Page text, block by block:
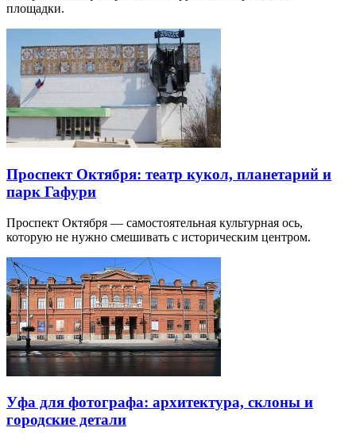
площадки.
Проспект Октября: театр кукол, планетарий и
парк Гафури
Проспект Октября — самостоятельная культурная ось,
которую не нужно смешивать с историческим центром.
Уфа для фотографа: архитектура, склоны и
городские детали